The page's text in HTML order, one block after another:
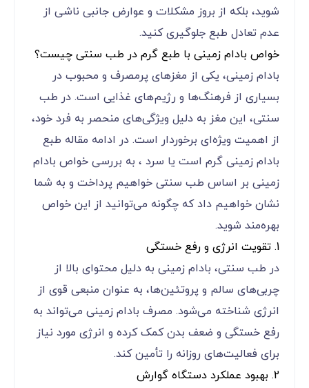
شوید، بلکه از بروز مشکلات و عوارض جانبی ناشی از
عدم تعادل طبع جلوگیری کنید.
خواص بادام زمینی با طبع گرم در طب سنتی چیست؟
بادام زمینی، یکی از مغزهای پرمصرف و محبوب در
بسیاری از فرهنگ‌ها و رژیم‌های غذایی است. در طب
سنتی، این مغز به دلیل ویژگی‌های منحصر به فرد خود،
از اهمیت ویژه‌ای برخوردار است. در ادامه مقاله طبع
بادام زمینی گرم است یا سرد ، به بررسی خواص بادام
زمینی بر اساس طب سنتی خواهیم پرداخت و به شما
نشان خواهیم داد که چگونه می‌توانید از این خواص
بهره‌مند شوید.
1. تقویت انرژی و رفع خستگی
در طب سنتی، بادام زمینی به دلیل محتوای بالا از
چربی‌های سالم و پروتئین‌ها، به عنوان منبعی قوی از
انرژی شناخته می‌شود. مصرف بادام زمینی می‌تواند به
رفع خستگی و ضعف بدن کمک کرده و انرژی مورد نیاز
برای فعالیت‌های روزانه را تأمین کند.
2. بهبود عملکرد دستگاه گوارش